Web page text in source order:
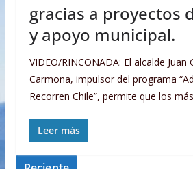
gracias a proyectos
y apoyo municipal.
VIDEO/RINCONADA: El alcalde Juan
Carmona, impulsor del programa
Recorren Chile”, permite que los
Leer más